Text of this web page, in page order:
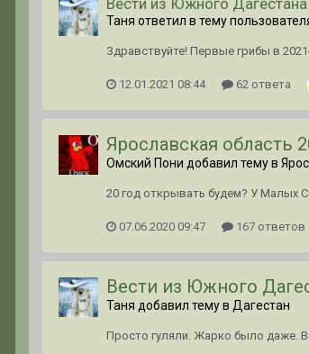
Вести из Южного
Таня ответил в тему
Здравствуйте! Первые грибы в
12.01.2021 08:44 62 ответа
Ярославская область
Омский Пони добавил тему в
20 год открывать будем? У Малых
07.06.2020 09:47 167 ответов
Вести из Южного
Таня добавил тему в Дагестан
Просто гуляли. Жарко было даже.